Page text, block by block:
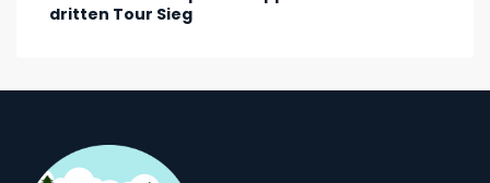
dritten Tour Sieg